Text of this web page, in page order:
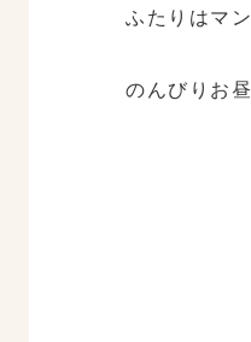
ふたりはマ
のんびりお